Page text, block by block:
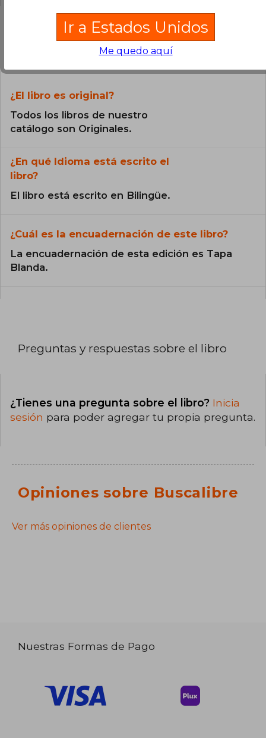
Preguntas frecuentes sobre el libro
¿El libro es original?
Todos los libros de nuestro
catálogo son Originales.
¿En qué Idioma está escrito el
libro?
El libro está escrito en Bilingüe.
¿Cuál es la encuadernación de este libro?
La encuadernación de esta edición es Tapa
Blanda.
Preguntas y respuestas sobre el libro
¿Tienes una pregunta sobre el libro? Inicia
sesión para poder agregar tu propia pregunta.
Opiniones sobre Buscalibre
Ver más opiniones de clientes
Nuestras Formas de Pago
Ir a Estados Unidos
Me quedo aquí